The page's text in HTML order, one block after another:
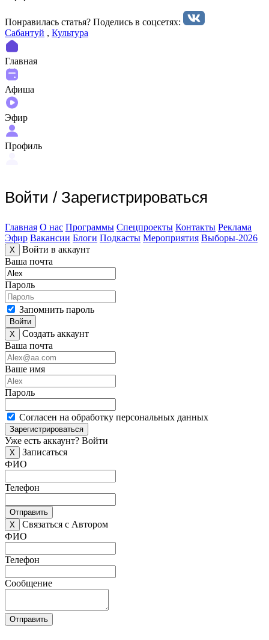
Понравилась статья? Поделиcь в соцсетях:
Сабантуй , Культура
Главная
Афиша
Эфир
Профиль
Войти / Зарегистрироваться
Главная О нас Программы Спецпроекты Контакты Реклама
Эфир Вакансии Блоги Подкасты Мероприятия Выборы-2026
X
Войти в аккаунт
Ваша почта
Пароль
Запомнить пароль
Войти
X
Создать аккаунт
Ваша почта
Ваше имя
Пароль
Согласен на обработку персональных данных
Зарегистрироваться
Уже есть аккаунт? Войти
X
Записаться
ФИО
Телефон
Отправить
X
Связаться с Автором
ФИО
Телефон
Сообщение
Отправить